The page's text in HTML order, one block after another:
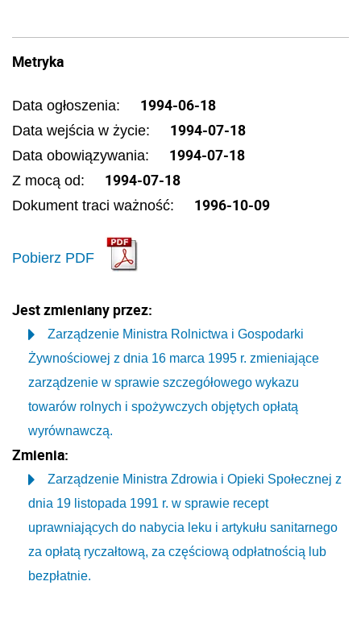
Metryka
Data ogłoszenia: 1994-06-18
Data wejścia w życie: 1994-07-18
Data obowiązywania: 1994-07-18
Z mocą od: 1994-07-18
Dokument traci ważność: 1996-10-09
Pobierz PDF
Jest zmieniany przez:
Zarządzenie Ministra Rolnictwa i Gospodarki
Żywnościowej z dnia 16 marca 1995 r. zmieniające
zarządzenie w sprawie szczegółowego wykazu
towarów rolnych i spożywczych objętych opłatą
wyrównawczą.
Zmienia:
Zarządzenie Ministra Zdrowia i Opieki Społecznej z
dnia 19 listopada 1991 r. w sprawie recept
uprawniających do nabycia leku i artykułu sanitarnego
za opłatą ryczałtową, za częściową odpłatnością lub
bezpłatnie.